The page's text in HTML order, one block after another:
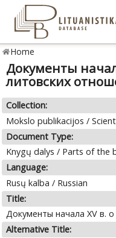
Home
Документы
литовских
Collection:
Mokslo publikacijos /
Document Type:
Knygų dalys / Parts of the
Language:
Rusų kalba / Russian
Title:
Документы начала XV в.
Alternative Title: